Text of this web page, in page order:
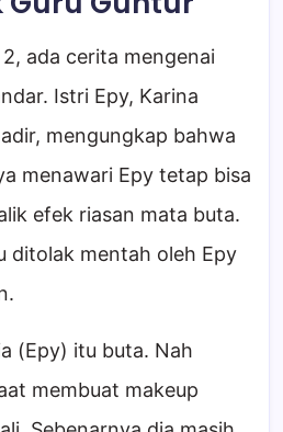
ada cerita mengenai
Istri Epy, Karina
mengungkap bahwa
menawari Epy tetap bisa
efek riasan mata buta.
ditolak mentah oleh Epy
(Epy) itu buta. Nah
membuat makeup